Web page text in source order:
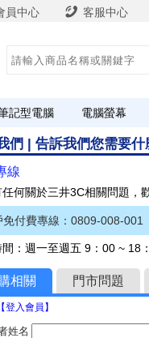
員中心 客服中心
記型電腦 電腦螢幕
們 | 告訴我們您需要什
線
何關於三井3C相關問題，
免付費專線：0809-008-001
：週一至週五 9：00 ~ 18
相關 門市問題
登入會員】
姓名